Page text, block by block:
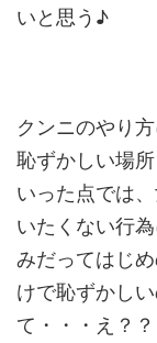
いと思う♪
クンニのやり
恥ずかしい場
いった点では
いたくない行
みだってはじ
けで恥ずかし
て・・・え？